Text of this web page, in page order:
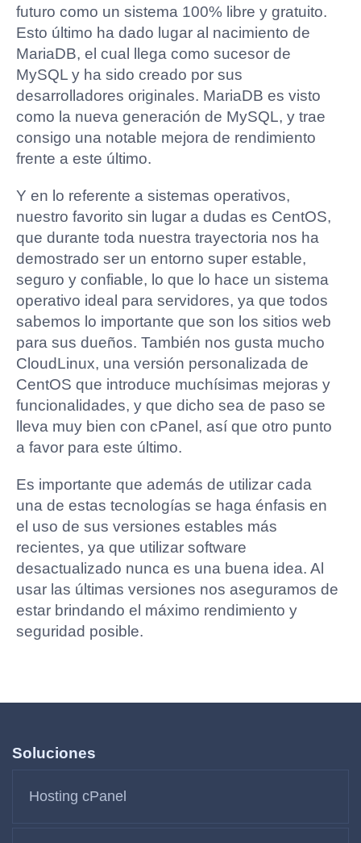
futuro como un sistema 100% libre y gratuito.
Esto último ha dado lugar al nacimiento de
MariaDB, el cual llega como sucesor de
MySQL y ha sido creado por sus
desarrolladores originales. MariaDB es visto
como la nueva generación de MySQL, y trae
consigo una notable mejora de rendimiento
frente a este último.
Y en lo referente a sistemas operativos,
nuestro favorito sin lugar a dudas es CentOS,
que durante toda nuestra trayectoria nos ha
demostrado ser un entorno super estable,
seguro y confiable, lo que lo hace un sistema
operativo ideal para servidores, ya que todos
sabemos lo importante que son los sitios web
para sus dueños. También nos gusta mucho
CloudLinux, una versión personalizada de
CentOS que introduce muchísimas mejoras y
funcionalidades, y que dicho sea de paso se
lleva muy bien con cPanel, así que otro punto
a favor para este último.
Es importante que además de utilizar cada
una de estas tecnologías se haga énfasis en
el uso de sus versiones estables más
recientes, ya que utilizar software
desactualizado nunca es una buena idea. Al
usar las últimas versiones nos aseguramos de
estar brindando el máximo rendimiento y
seguridad posible.
Soluciones
Hosting cPanel